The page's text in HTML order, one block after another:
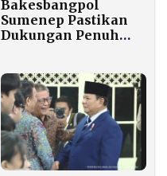
Bakesbangpol
Sumenep Pastikan
Dukungan Penuh